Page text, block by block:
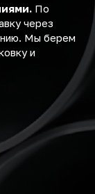
По
через
Мы берем
и